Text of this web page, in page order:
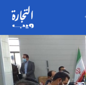
العراق